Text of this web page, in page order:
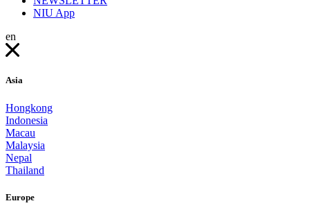
NIU App
en
Asia
Hongkong
Indonesia
Macau
Malaysia
Nepal
Thailand
Europe